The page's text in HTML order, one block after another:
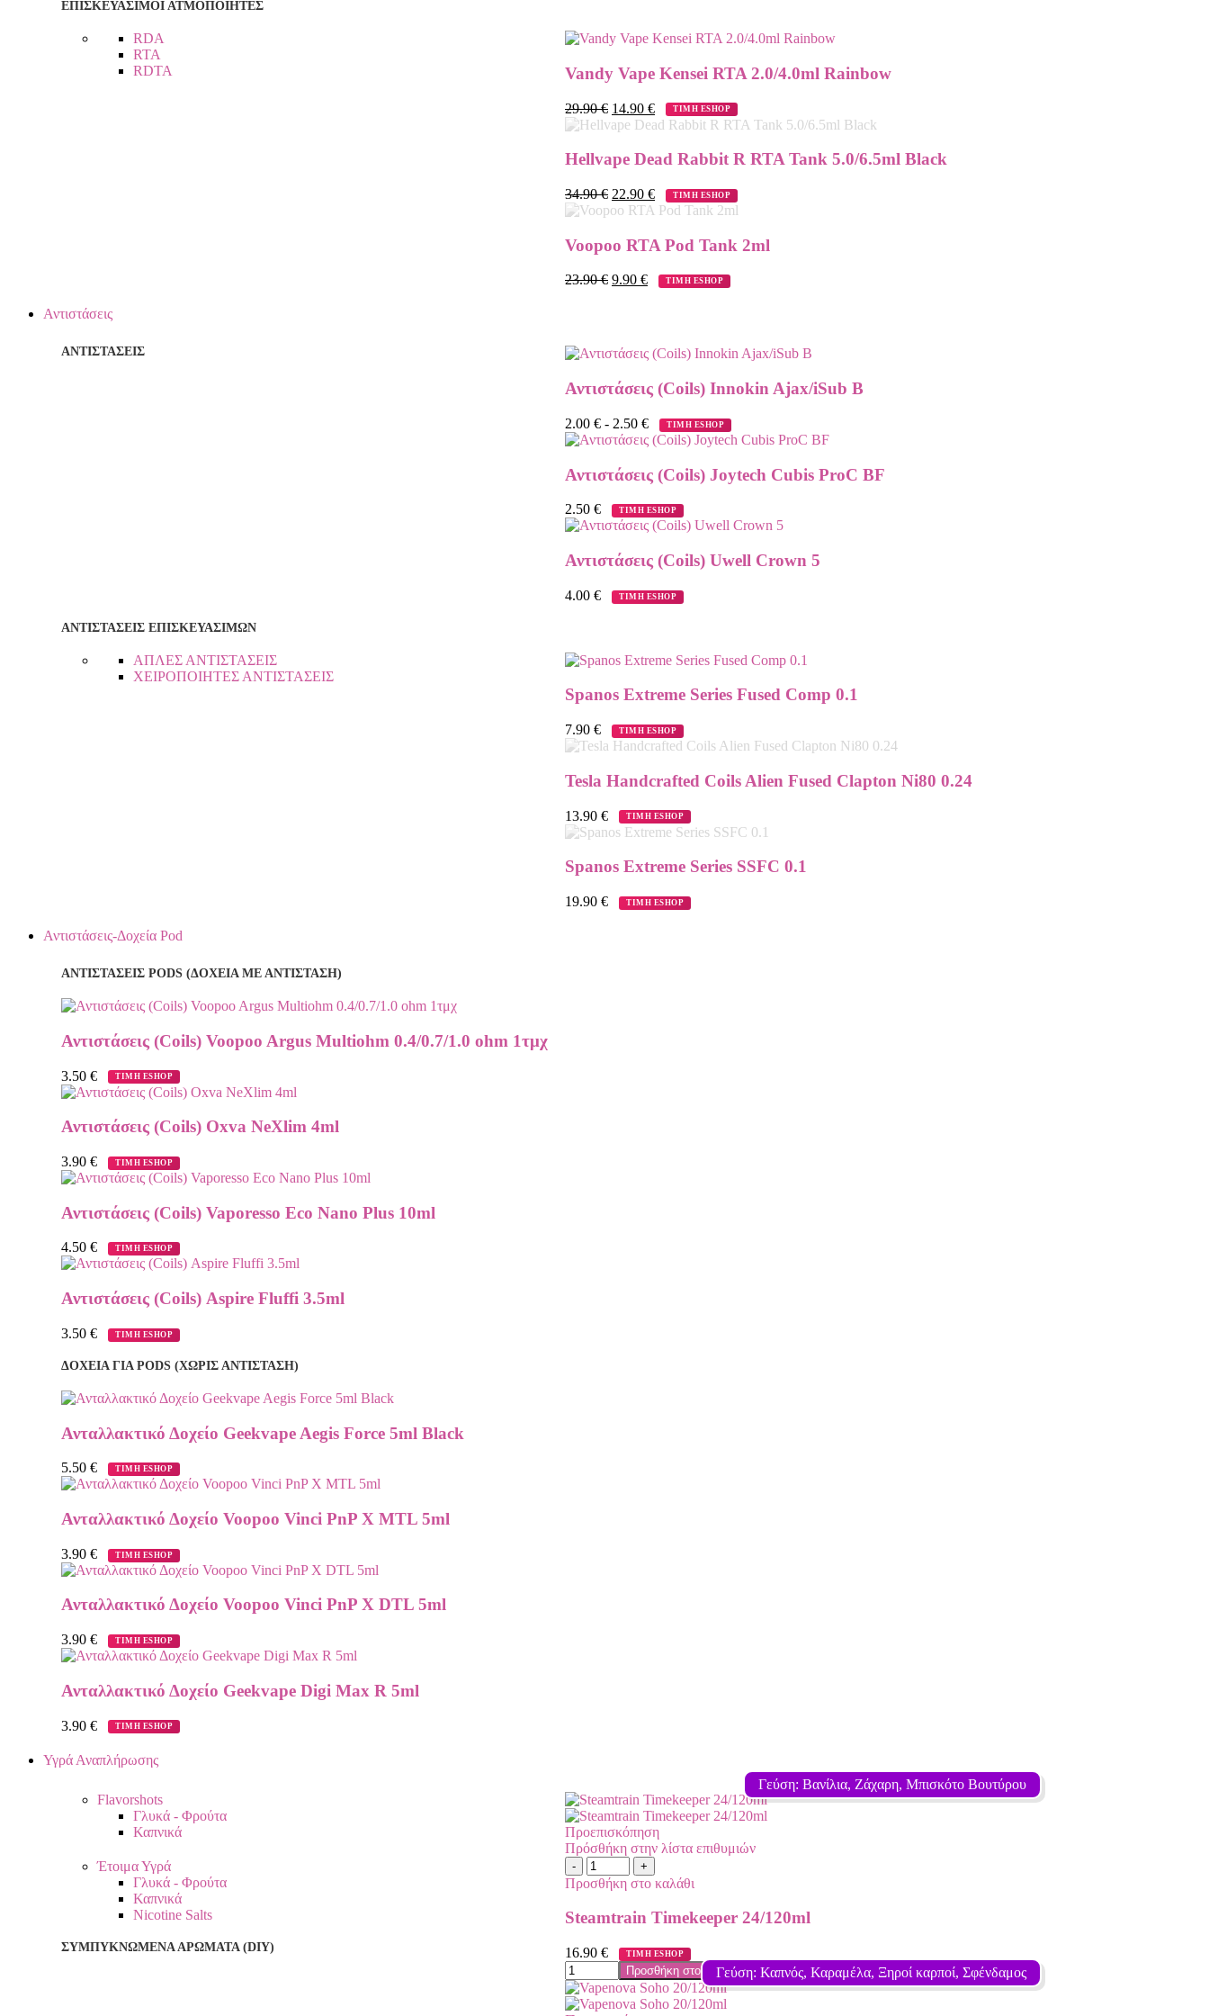
ΕΠΙΣΚΕΥΑΣΙΜΟΙ ΑΤΜΟΠΟΙΗΤΕΣ
RDA
RTA
RDTA
Vandy Vape Kensei RTA 2.0/4.0ml Rainbow
29.90€ 14.90 € ΤΙΜΗ ESHOP
Hellvape Dead Rabbit R RTA Tank 5.0/6.5ml Black
34.90€ 22.90 € ΤΙΜΗ ESHOP
Voopoo RTA Pod Tank 2ml
23.90€ 9.90 € ΤΙΜΗ ESHOP
Αντιστάσεις
ΑΝΤΙΣΤΑΣΕΙΣ
Αντιστάσεις (Coils) Innokin Ajax/iSub B
2.00 € - 2.50 € ΤΙΜΗ ESHOP
Αντιστάσεις (Coils) Joytech Cubis ProC BF
2.50 € ΤΙΜΗ ESHOP
Αντιστάσεις (Coils) Uwell Crown 5
4.00 € ΤΙΜΗ ESHOP
ΑΝΤΙΣΤΑΣΕΙΣ ΕΠΙΣΚΕΥΑΣΙΜΩΝ
ΑΠΛΕΣ ΑΝΤΙΣΤΑΣΕΙΣ
ΧΕΙΡΟΠΟΙΗΤΕΣ ΑΝΤΙΣΤΑΣΕΙΣ
Spanos Extreme Series Fused Comp 0.1
7.90 € ΤΙΜΗ ESHOP
Tesla Handcrafted Coils Alien Fused Clapton Ni80 0.24
13.90 € ΤΙΜΗ ESHOP
Spanos Extreme Series SSFC 0.1
19.90 € ΤΙΜΗ ESHOP
Αντιστάσεις-Δοχεία Pod
ΑΝΤΙΣΤΑΣΕΙΣ PODS (ΔΟΧΕΙΑ ΜΕ ΑΝΤΙΣΤΑΣΗ)
Αντιστάσεις (Coils) Voopoo Argus Multiohm 0.4/0.7/1.0 ohm 1τμχ
3.50 € ΤΙΜΗ ESHOP
Αντιστάσεις (Coils) Oxva NeXlim 4ml
3.90 € ΤΙΜΗ ESHOP
Αντιστάσεις (Coils) Vaporesso Eco Nano Plus 10ml
4.50 € ΤΙΜΗ ESHOP
Αντιστάσεις (Coils) Aspire Fluffi 3.5ml
3.50 € ΤΙΜΗ ESHOP
ΔΟΧΕΙΑ ΓΙΑ PODS (ΧΩΡΙΣ ΑΝΤΙΣΤΑΣΗ)
Ανταλλακτικό Δοχείο Geekvape Aegis Force 5ml Black
5.50 € ΤΙΜΗ ESHOP
Ανταλλακτικό Δοχείο Voopoo Vinci PnP X MTL 5ml
3.90 € ΤΙΜΗ ESHOP
Ανταλλακτικό Δοχείο Voopoo Vinci PnP X DTL 5ml
3.90 € ΤΙΜΗ ESHOP
Ανταλλακτικό Δοχείο Geekvape Digi Max R 5ml
3.90 € ΤΙΜΗ ESHOP
Υγρά Αναπλήρωσης
Flavorshots
Γλυκά - Φρούτα
Καπνικά
Έτοιμα Υγρά
Γλυκά - Φρούτα
Καπνικά
Nicotine Salts
ΣΥΜΠΥΚΝΩΜΈΝΑ ΑΡΏΜΑΤΑ (DIY)
Γεύση: Βανίλια, Ζάχαρη, Μπισκότο Βουτύρου
Προεπισκόπηση
Πρόσθήκη στην λίστα επιθυμιών
Προσθήκη στο καλάθι
Steamtrain Timekeeper 24/120ml
16.90 € ΤΙΜΗ ESHOP
Προσθήκη στο καλάθιΓεύση: Καπνός, Καραμέλα, Ξηροί καρποί, Σφένδαμος